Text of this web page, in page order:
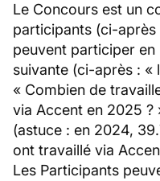
Le Concours est un
participants (ci-après
peuvent participer
suivante (ci-après : «
« Combien de
via Accent en 2025 ?
(astuce : en 2024,
ont travaillé via
Les Participants